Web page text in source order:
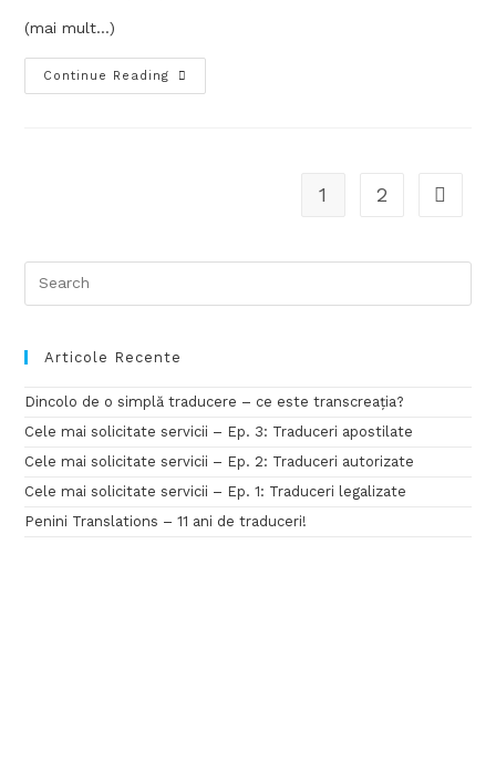
(mai mult…)
Continue Reading
1 2
Articole Recente
Dincolo de o simplă traducere – ce este transcreația?
Cele mai solicitate servicii – Ep. 3: Traduceri apostilate
Cele mai solicitate servicii – Ep. 2: Traduceri autorizate
Cele mai solicitate servicii – Ep. 1: Traduceri legalizate
Penini Translations – 11 ani de traduceri!